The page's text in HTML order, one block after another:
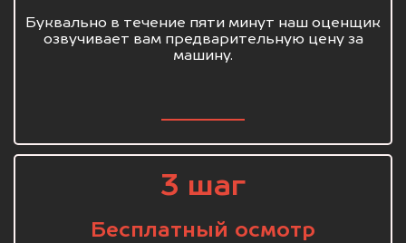
Буквально в течение пяти минут наш оценщик
озвучивает вам предварительную цену за
машину.
3 шаг
Бесплатный осмотр